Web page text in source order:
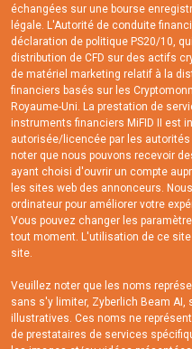
échangées sur une bourse
légale. L'Autorité de conduite
déclaration de politique PS20/10,
distribution de CFD sur des actifs
de matériel marketing relatif à la
financiers basés sur les
Royaume-Uni. La prestation de
instruments financiers MiFID II est
autorisée/licencée par les
noter que nous pouvons recevoir
ayant choisi d'ouvrir un compte
les sites web des annonceurs.
ordinateur pour améliorer votre
Vous pouvez changer les
tout moment. L'utilisation de ce
site.
Veuillez noter que les noms
sans s'y limiter, Zyberlich Beam
illustratives. Ces noms ne
de prestataires de services